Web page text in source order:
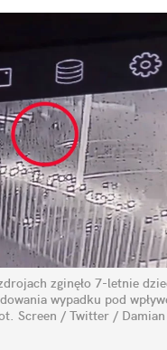
zginęło 7-letnie
wypadku pod
Screen / Twitter /